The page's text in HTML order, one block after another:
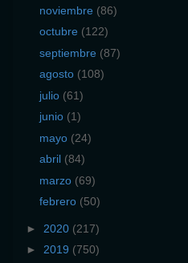
noviembre (86)
octubre (122)
septiembre (87)
agosto (108)
julio (61)
junio (1)
mayo (24)
abril (84)
marzo (69)
febrero (50)
► 2020 (217)
► 2019 (750)